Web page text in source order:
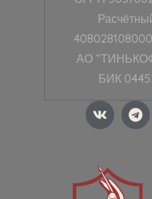
АО
БИК
V
k
T
e
l
a